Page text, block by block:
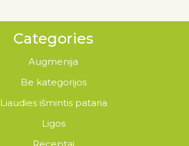
Categories
Augmenija
Be kategorijos
Liaudies išmintis pataria
Ligos